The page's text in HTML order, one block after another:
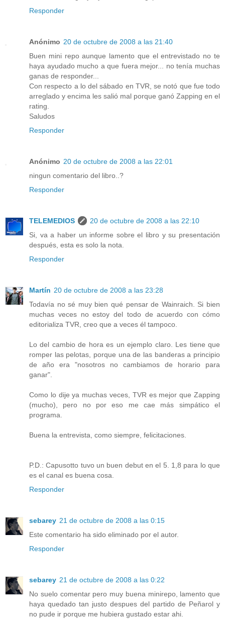
Responder
Anónimo 20 de octubre de 2008 a las 21:40
Buen mini repo aunque lamento que el entrevistado no te
haya ayudado mucho a que fuera mejor... no tenía muchas
ganas de responder...
Con respecto a lo del sábado en TVR, se notó que fue todo
arreglado y encima les salió mal porque ganó Zapping en el
rating.
Saludos
Responder
Anónimo 20 de octubre de 2008 a las 22:01
ningun comentario del libro..?
Responder
TELEMEDIOS
20 de octubre de 2008 a las 22:10
Si, va a haber un informe sobre el libro y su presentación
después, esta es solo la nota.
Responder
Martín 20 de octubre de 2008 a las 23:28
Todavía no sé muy bien qué pensar de Wainraich. Si bien
muchas veces no estoy del todo de acuerdo con cómo
editorializa TVR, creo que a veces él tampoco.
Lo del cambio de hora es un ejemplo claro. Les tiene que
romper las pelotas, porque una de las banderas a principio
de año era "nosotros no cambiamos de horario para
ganar".
Como lo dije ya muchas veces, TVR es mejor que Zapping
(mucho), pero no por eso me cae más simpático el
programa.
Buena la entrevista, como siempre, felicitaciones.
P.D.: Capusotto tuvo un buen debut en el 5. 1,8 para lo que
es el canal es buena cosa.
Responder
sebarey 21 de octubre de 2008 a las 0:15
Este comentario ha sido eliminado por el autor.
Responder
sebarey 21 de octubre de 2008 a las 0:22
No suelo comentar pero muy buena minirepo, lamento que
haya quedado tan justo despues del partido de Peñarol y
no pude ir porque me hubiera gustado estar ahi.